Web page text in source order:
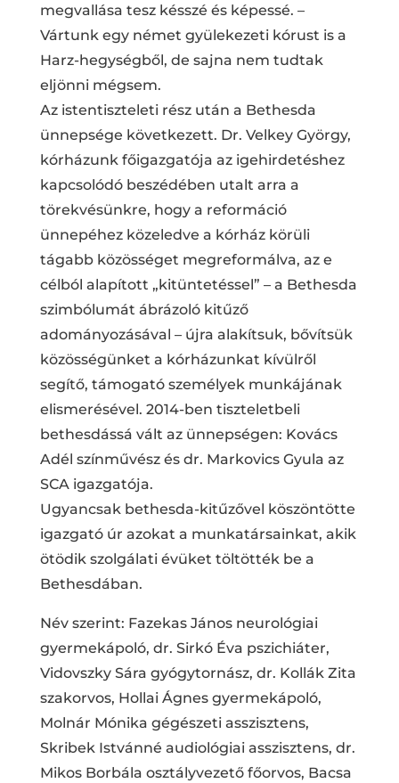
megvallása tesz késszé és képessé. –
Vártunk egy német gyülekezeti kórust is a
Harz-hegységből, de sajna nem tudtak
eljönni mégsem.
Az istentiszteleti rész után a Bethesda
ünnepsége következett. Dr. Velkey György,
kórházunk főigazgatója az igehirdetéshez
kapcsolódó beszédében utalt arra a
törekvésünkre, hogy a reformáció
ünnepéhez közeledve a kórház körüli
tágabb közösséget megreformálva, az e
célból alapított „kitüntetéssel” – a Bethesda
szimbólumát ábrázoló kitűző
adományozásával – újra alakítsuk, bővítsük
közösségünket a kórházunkat kívülről
segítő, támogató személyek munkájának
elismerésével. 2014-ben tiszteletbeli
bethesdássá vált az ünnepségen: Kovács
Adél színművész és dr. Markovics Gyula az
SCA igazgatója.
Ugyancsak bethesda-kitűzővel köszöntötte
igazgató úr azokat a munkatársainkat, akik
ötödik szolgálati évüket töltötték be a
Bethesdában.
Név szerint: Fazekas János neurológiai
gyermekápoló, dr. Sirkó Éva pszichiáter,
Vidovszky Sára gyógytornász, dr. Kollák Zita
szakorvos, Hollai Ágnes gyermekápoló,
Molnár Mónika gégészeti asszisztens,
Skribek Istvánné audiológiai asszisztens, dr.
Mikos Borbála osztályvezető főorvos, Bacsa